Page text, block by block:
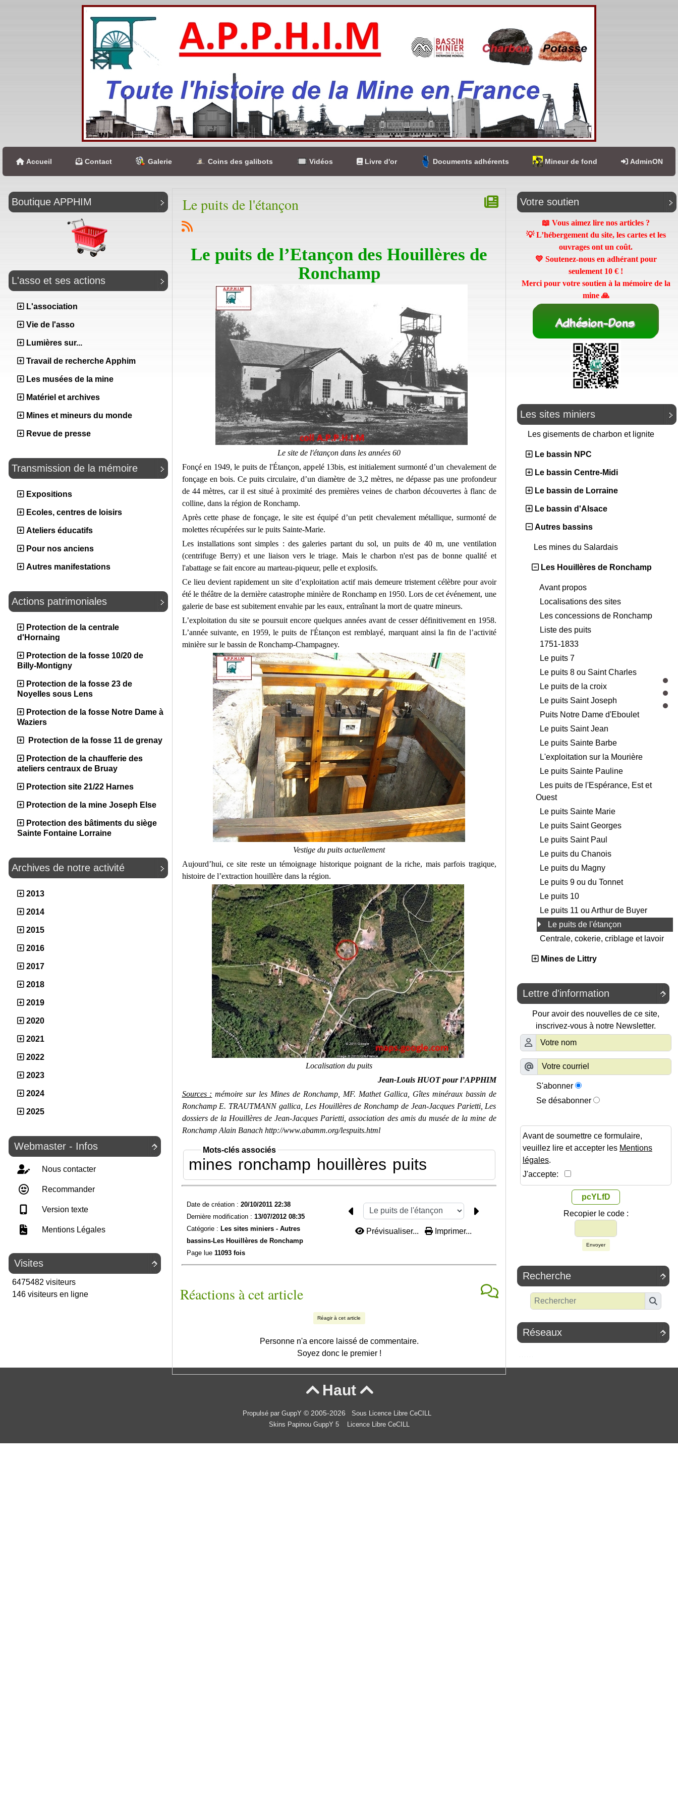
Accueil Contact Galerie Coins des galibots Vidéos Livre d'or Documents adhérents Mineur de fond AdminON
Boutique APPHIM
L'asso et ses actions
L'association
Vie de l'asso
Lumières sur...
Travail de recherche Apphim
Les musées de la mine
Matériel et archives
Mines et mineurs du monde
Revue de presse
Transmission de la mémoire
Expositions
Ecoles, centres de loisirs
Ateliers éducatifs
Pour nos anciens
Autres manifestations
Actions patrimoniales
Protection de la centrale
d'Hornaing
Protection de la fosse 10/20 de
Billy-Montigny
Protection de la fosse 23 de
Noyelles sous Lens
Protection de la fosse Notre Dame à
Waziers
Protection de la fosse 11 de grenay
Protection de la chaufferie des
ateliers centraux de Bruay
Protection site 21/22 Harnes
Protection de la mine Joseph Else
Protection des bâtiments du siège
Sainte Fontaine Lorraine
Archives de notre activité
2013
2014
2015
2016
2017
2018
2019
2020
2021
2022
2023
2024
2025

Webmaster - Infos
Nous contacter
Recommander
Version texte
Mentions Légales

Visites
6475482 visiteurs
146 visiteurs en ligne
Le puits de l'étançon
Le puits de l’Etançon des Houillères de
Ronchamp
Le site de l'étançon dans les années 60
Fonçé en 1949, le puits de l'Étançon, appelé 13bis, est initialement surmonté d’un chevalement de
fonçage en bois. Ce puits circulaire, d’un diamètre de 3,2 mètres, ne dépasse pas une profondeur
de 44 mètres, car il est situé à proximité des premières veines de charbon découvertes à flanc de
colline, dans la région de Ronchamp.
Après cette phase de fonçage, le site est équipé d’un petit chevalement métallique, surmonté de
molettes récupérées sur le puits Sainte-Marie.
Les installations sont simples : des galeries partant du sol, un puits de 40 m, une ventilation
(centrifuge Berry) et une liaison vers le triage. Mais le charbon n'est pas de bonne qualité et
l'abattage se fait encore au marteau-piqueur, pelle et explosifs.
Ce lieu devient rapidement un site d’exploitation actif mais demeure tristement célèbre pour avoir
été le théâtre de la dernière catastrophe minière de Ronchamp en 1950. Lors de cet événement, une
galerie de base est subitement envahie par les eaux, entraînant la mort de quatre mineurs.
L’exploitation du site se poursuit encore quelques années avant de cesser définitivement en 1958.
L’année suivante, en 1959, le puits de l'Étançon est remblayé, marquant ainsi la fin de l’activité
minière sur le bassin de Ronchamp-Champagney.
Vestige du puits actuellement
Aujourd’hui, ce site reste un témoignage historique poignant de la riche, mais parfois tragique,
histoire de l’extraction houillère dans la région.
Localisation du puits
Jean-Louis HUOT pour l’APPHIM
Sources : mémoire sur les Mines de Ronchamp, MF. Mathet Gallica, Gîtes minéraux bassin de
Ronchamp E. TRAUTMANN gallica, Les Houillères de Ronchamp de Jean-Jacques Parietti, Les
dossiers de la Houillères de Jean-Jacques Parietti, association des amis du musée de la mine de
Ronchamp Alain Banach http://www.abamm.org/lespuits.html
Mots-clés associés
mines ronchamp houillères puits
Date de création : 20/10/2011 22:38
Dernière modification : 13/07/2012 08:35
Catégorie : Les sites miniers - Autres
bassins-Les Houillères de Ronchamp
Page lue 11093 fois
Prévisualiser... Imprimer...
Réactions à cet article
Réagir à cet article
Personne n'a encore laissé de commentaire.
Soyez donc le premier !
Votre soutien
📖 Vous aimez lire nos articles ?
💡 L’hébergement du site, les cartes et les
ouvrages ont un coût.
💛 Soutenez-nous en adhérant pour
seulement 10 € !
Merci pour votre soutien à la mémoire de la
mine 🙏
Les sites miniers
Les gisements de charbon et lignite
Le bassin NPC
Le bassin Centre-Midi
Le bassin de Lorraine
Le bassin d'Alsace
Autres bassins
Les mines du Salardais
Les Houillères de Ronchamp
Avant propos
Localisations des sites
Les concessions de Ronchamp
Liste des puits
1751-1833
Le puits 7
Le puits 8 ou Saint Charles
Le puits de la croix
Le puits Saint Joseph
Puits Notre Dame d'Eboulet
Le puits Saint Jean
Le puits Sainte Barbe
L'exploitation sur la Mourière
Le puits Sainte Pauline
Les puits de l'Espérance, Est et
Ouest
Le puits Sainte Marie
Le puits Saint Georges
Le puits Saint Paul
Le puits du Chanois
Le puits du Magny
Le puits 9 ou du Tonnet
Le puits 10
Le puits 11 ou Arthur de Buyer
Le puits de l'étançon
Centrale, cokerie, criblage et lavoir
Mines de Littry

Lettre d'information
Pour avoir des nouvelles de ce site,
inscrivez-vous à notre Newsletter.
S'abonner
Se désabonner
Avant de soumettre ce formulaire,
veuillez lire et accepter les Mentions
légales.
J'accepte:
pcYLfD
Recopier le code :
Envoyer

Recherche

Réseaux
Haut 
Propulsé par GuppY © 2005-2026
Sous Licence Libre CeCILL
Skins Papinou GuppY 5
Licence Libre CeCILL